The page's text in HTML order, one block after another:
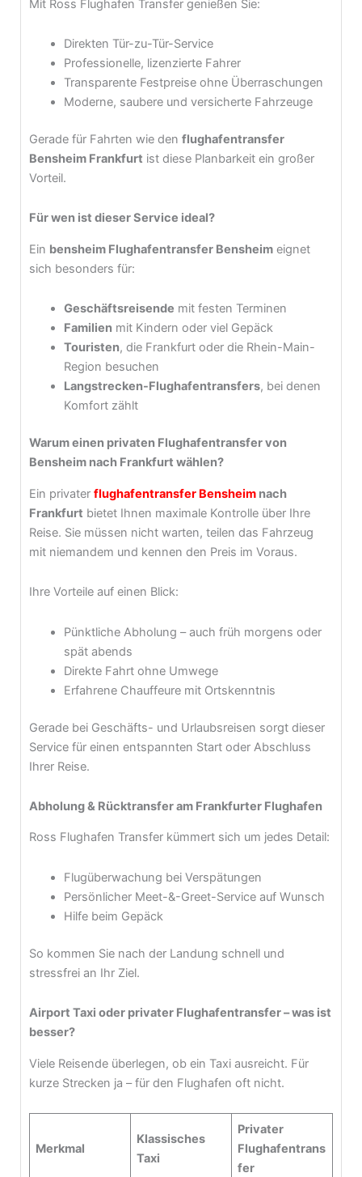
Mit Ross Flughafen Transfer genießen Sie:
Direkten Tür-zu-Tür-Service
Professionelle, lizenzierte Fahrer
Transparente Festpreise ohne Überraschungen
Moderne, saubere und versicherte Fahrzeuge
Gerade für Fahrten wie den flughafentransfer
Bensheim Frankfurt ist diese Planbarkeit ein großer
Vorteil.
Für wen ist dieser Service ideal?
Ein bensheim Flughafentransfer Bensheimeignet
sich besonders für:
Geschäftsreisende mit festen Terminen
Familien mit Kindern oder viel Gepäck
Touristen, die Frankfurt oder die Rhein-Main-
Region besuchen
Langstrecken-Flughafentransfers, bei denen
Komfort zählt
Warum einen privaten Flughafentransfer von
Bensheim nach Frankfurt wählen?
Ein privater flughafentransfer Bensheimnach
Frankfurt bietet Ihnen maximale Kontrolle über Ihre
Reise. Sie müssen nicht warten, teilen das Fahrzeug
mit niemandem und kennen den Preis im Voraus.
Ihre Vorteile auf einen Blick:
Pünktliche Abholung – auch früh morgens oder
spät abends
Direkte Fahrt ohne Umwege
Erfahrene Chauffeure mit Ortskenntnis
Gerade bei Geschäfts- und Urlaubsreisen sorgt dieser
Service für einen entspannten Start oder Abschluss
Ihrer Reise.
Abholung & Rücktransfer am Frankfurter Flughafen
Ross Flughafen Transfer kümmert sich um jedes Detail:
Flugüberwachung bei Verspätungen
Persönlicher Meet-&-Greet-Service auf Wunsch
Hilfe beim Gepäck
So kommen Sie nach der Landung schnell und
stressfrei an Ihr Ziel.
Airport Taxi oder privater Flughafentransfer – was ist
besser?
Viele Reisende überlegen, ob ein Taxi ausreicht. Für
kurze Strecken ja – für den Flughafen oft nicht.
Merkmal
Klassisches
Taxi
Privater
Flughafentrans
fer